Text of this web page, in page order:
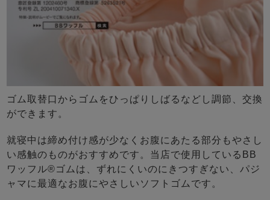
ゴム取替口からゴムをひっぱりしばるなどし調節、交換
ができます。
就寝中は締め付け感が少なくお腹にあたる部分もやさし
い感触のものがおすすめです。当店で使用しているBB
ワッフル®ゴムは、ずれにくいのにきつすぎない、パジ
ャマに最適なお腹にやさしいソフトゴムです。